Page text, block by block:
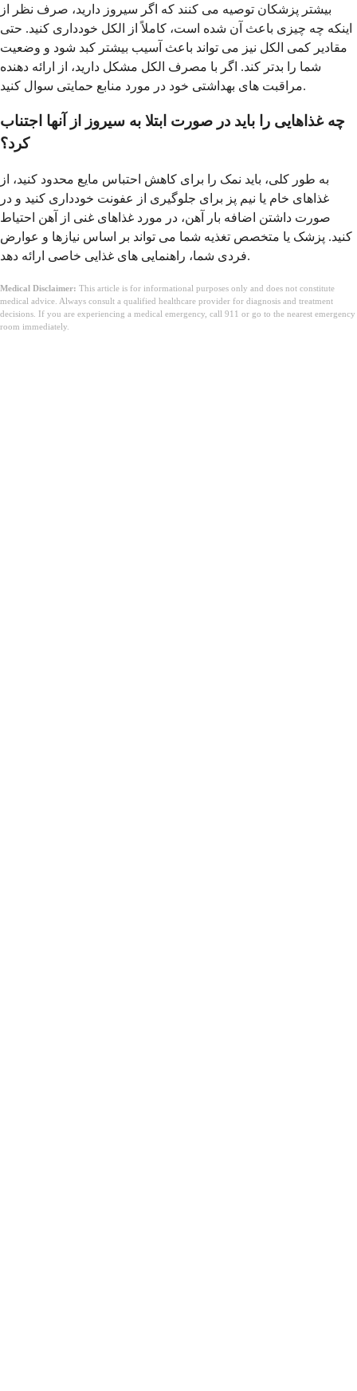
بیشتر پزشکان توصیه می کنند که اگر سیروز دارید، صرف نظر از
اینکه چه چیزی باعث آن شده است، کاملاً از الکل خودداری کنید. حتی
مقادیر کمی الکل نیز می تواند باعث آسیب بیشتر کبد شود و وضعیت
شما را بدتر کند. اگر با مصرف الکل مشکل دارید، از ارائه دهنده
مراقبت های بهداشتی خود در مورد منابع حمایتی سوال کنید.
چه غذاهایی را باید در صورت ابتلا به سیروز از آنها اجتناب
کرد؟
به طور کلی، باید نمک را برای کاهش احتباس مایع محدود کنید، از
غذاهای خام یا نیم پز برای جلوگیری از عفونت خودداری کنید و در
صورت داشتن اضافه بار آهن، در مورد غذاهای غنی از آهن احتیاط
کنید. پزشک یا متخصص تغذیه شما می تواند بر اساس نیازها و عوارض
فردی شما، راهنمایی های غذایی خاصی ارائه دهد.
Medical Disclaimer: This article is for informational purposes only and does not constitute
medical advice. Always consult a qualified healthcare provider for diagnosis and treatment
decisions. If you are experiencing a medical emergency, call 911 or go to the nearest emergency
room immediately.